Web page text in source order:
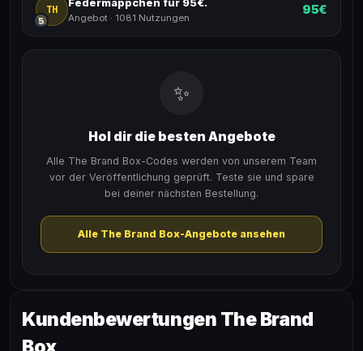
TH
5 Angebot · 1081 Nutzungen
95€
✨
Hol dir die besten Angebote
Alle The Brand Box-Codes werden von unserem Team
vor der Veröffentlichung geprüft. Teste sie und spare
bei deiner nächsten Bestellung.
Alle The Brand Box-Angebote ansehen
Kundenbewertungen The Brand